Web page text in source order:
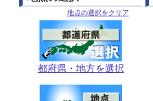
地点の選択をクリア
都府県・地方を選択